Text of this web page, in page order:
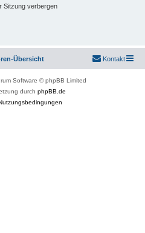
Sitzung verbergen
Übersicht Kontakt
Software © phpBB Limited
durch phpBB.de